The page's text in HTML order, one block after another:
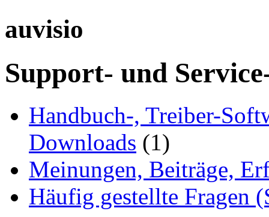
auvisio
Support- und
Handbuch-, Treiber-
Downloads (1)
Meinungen, Beiträge,
Häufig gestellte Fragen